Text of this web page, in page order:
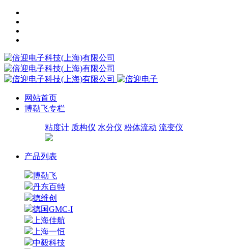
网站首页
博勒飞专栏
粘度计 质构仪 水分仪 粉体流动 流变仪
产品列表
博勒飞
丹东百特
德维创
德国GMC-I
上海佳航
上海一恒
中毅科技